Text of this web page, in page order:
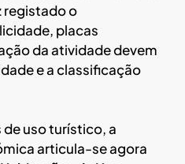
registado o
placas
da atividade devem
e a classificação
uso turístico, a
articula-se agora